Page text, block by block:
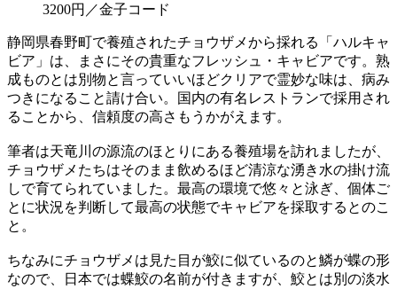
3200円／金子コード
静岡県春野町で養殖されたチョウザメから採れる「ハルキャ
ビア」は、まさにその貴重なフレッシュ・キャビアです。熟
成ものとは別物と言っていいほどクリアで霊妙な味は、病み
つきになること請け合い。国内の有名レストランで採用され
ることから、信頼度の高さもうかがえます。
筆者は天竜川の源流のほとりにある養殖場を訪れましたが、
チョウザメたちはそのまま飲めるほど清涼な湧き水の掛け流
しで育てられていました。最高の環境で悠々と泳ぎ、個体ご
とに状況を判断して最高の状態でキャビアを採取するとのこ
と。
ちなみにチョウザメは見た目が鮫に似ているのと鱗が蝶の形
なので、日本では蝶鮫の名前が付きますが、鮫とは別の淡水